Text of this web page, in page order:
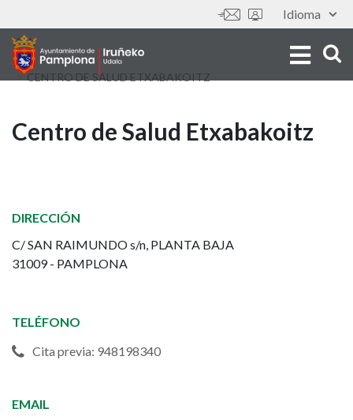
to
main
content
Idioma
Tools
CENTRO DE SALUD ETXABAKOITZ
Centro
Etxabakoitz
Centro de Salud Etxabakoitz
DIRECCIÓN
C/ SAN RAIMUNDO s/n, PLANTA BAJA
31009 - PAMPLONA
TELÉFONO
Cita previa: 948198340
EMAIL